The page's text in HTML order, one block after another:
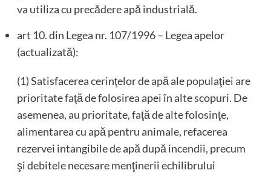
va utiliza cu precădere apă industrială.
art 10. din Legea nr. 107/1996 – Legea apelor
(actualizată):
(1) Satisfacerea cerinţelor de apă ale populaţiei are
prioritate faţă de folosirea apei în alte scopuri. De
asemenea, au prioritate, faţă de alte folosinţe,
alimentarea cu apă pentru animale, refacerea
rezervei intangibile de apă după incendii, precum
şi debitele necesare menţinerii echilibrului